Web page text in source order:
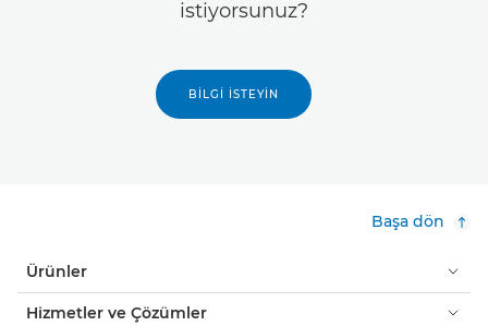
istiyorsunuz?
BILGI İSTEYIN
Başa dön
Ürünler
Hizmetler ve Çözümler